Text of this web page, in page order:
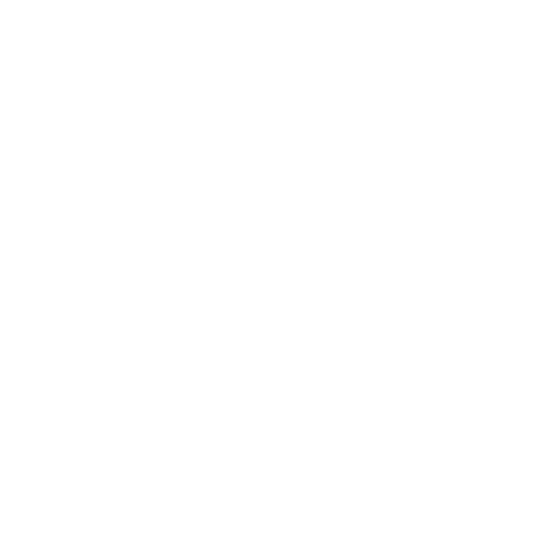
si opravdu užili, hotel si zaslouží 3 nebo i 4 hvězdičky, je to velmi krásný
líbilo.